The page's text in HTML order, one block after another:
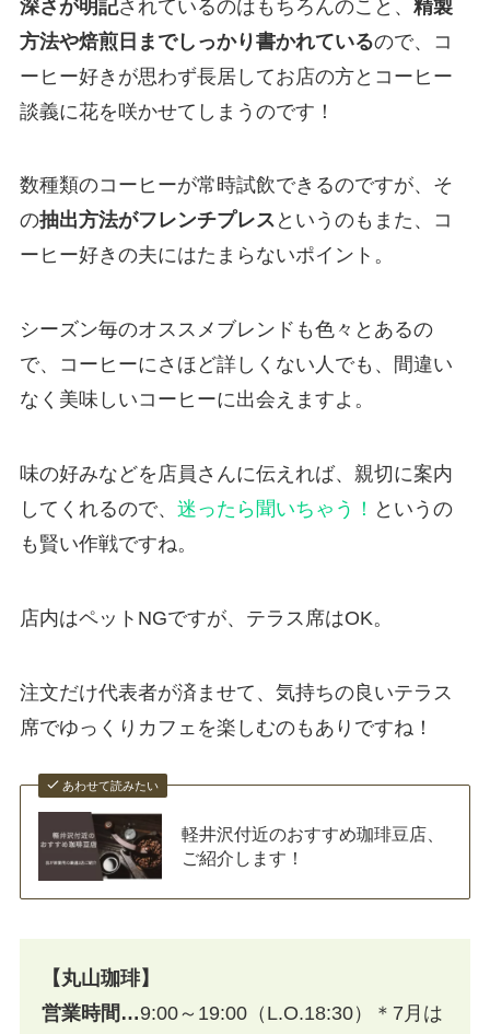
深さが明記されているのはもちろんのこと、 精製
方法や焙煎日までしっかり書かれているので、コ
ーヒー好きが思わず長居してお店の方とコーヒー
談義に花を咲かせてしまうのです！
数種類のコーヒーが常時試飲できるのですが、そ
の抽出方法がフレンチプレス というのもまた、コ
ーヒー好きの夫にはたまらないポイント。
シーズン毎のオススメブレンドも色々とあるの
で、コーヒーにさほど詳しくない人でも、間違い
なく美味しいコーヒーに出会えますよ。
味の好みなどを店員さんに伝えれば、親切に案内
してくれるので、 迷ったら聞いちゃう！ というの
も賢い作戦ですね。
店内はペットNGですが、テラス席はOK。
注文だけ代表者が済ませて、気持ちの良いテラス
席でゆっくりカフェを楽しむのもありですね！
あわせて読みたい
軽井沢付近のおすすめ珈琲豆店、
ご紹介します！
【丸山珈琲】
営業時間…9:00～19:00（L.O.18:30）＊7月は